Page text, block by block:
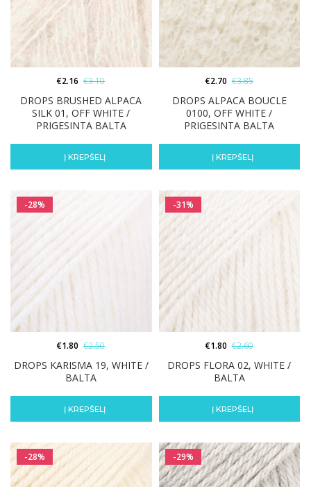
DROPS BRUSHED ALPACA
SILK 01, OFF WHITE /
PRIGESINTA BALTA
€2.16 €3.10
Į KREPŠELĮ
DROPS ALPACA BOUCLE
0100, OFF WHITE /
PRIGESINTA BALTA
€2.70 €3.85
Į KREPŠELĮ
-28%
DROPS KARISMA 19, WHITE /
BALTA
€1.80 €2.50
Į KREPŠELĮ
-31%
DROPS FLORA 02, WHITE /
BALTA
€1.80 €2.60
Į KREPŠELĮ
-28% -29%